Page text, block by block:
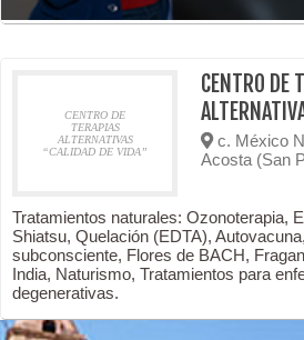
CENTRO DE
TERAPIAS
ALTERNATIVAS
“CALIDAD DE VIDA”
CENTRO DE
c. México
Acosta (San
Tratamientos naturales: Ozonoterapia,
Shiatsu, Quelación (EDTA),
subconsciente, Flores de BACH,
India, Naturismo, Tratamientos para
degenerativas.